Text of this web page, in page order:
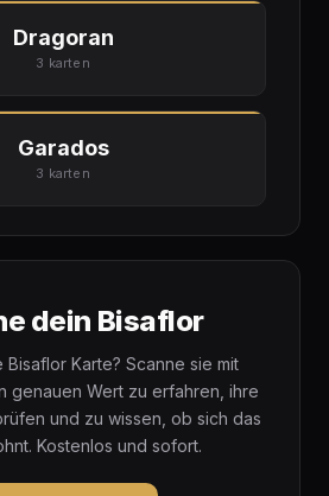
Dragoran
3 karten
Garados
3 karten
dein Bisaflor
Bisaflor Karte? Scanne sie mit
genauen Wert zu erfahren, ihre
und zu wissen, ob sich das
Kostenlos und sofort.